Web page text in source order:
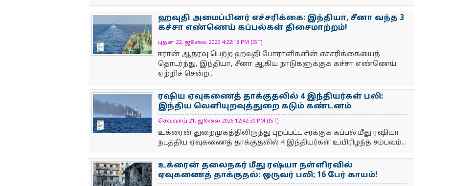
NewsIcon
ஹவுதி அமைப்பினர் எச்சரிக்கை: இந்தியா, சீனா வந்த 3
கச்சா எண்ணெய் கப்பல்கள் திசைமாற்றம்!
புதன் 22, ஜூலை 2026 4:22:18 PM (IST)
ஈரான் ஆதரவு பெற்ற ஹவுதி போராளிகளின் எச்சரிக்கையைத்
தொடர்ந்து, இந்தியா, சீனா ஆகிய நாடுகளுக்குக் கச்சா எண்ணெய்
ஏற்றிச் சென்ற...
NewsIcon
ரஷிய ஏவுகணைத் தாக்குதலில் 4 இந்தியர்கள் பலி:
இந்திய வெளியுறவுத்துறை கடும் கண்டனம்
செவ்வாய் 21, ஜூலை 2026 12:42:30 PM (IST)
உக்ரைன் துறைமுகத்திலிருந்து புறப்பட்ட சரக்குக் கப்பல் மீது ரஷியா
நடத்திய ஏவுகணைத் தாக்குதலில் 4 இந்தியர்கள் உயிரிழந்த சம்பவம்...
உக்ரைன் தலைநகர் மீது ரஷ்யா நள்ளிரவில்
ஏவுகணைத் தாக்குதல்: ஒருவர் பலி; 16 பேர் காயம்!